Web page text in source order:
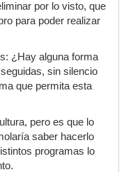
por lo visto, que
para poder realizar
¿Hay alguna forma
sin silencio
que permita esta
pero es que lo
saber hacerlo
programas lo